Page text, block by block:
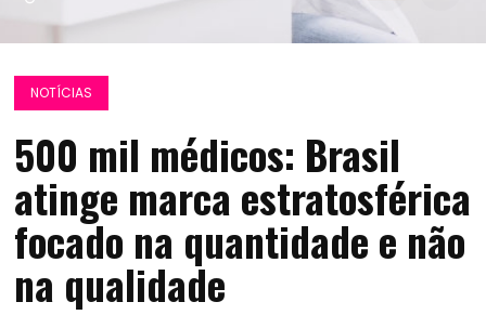
NOTÍCIAS
500 mil médicos: Brasil
atinge marca estratosférica
focado na quantidade e não
na qualidade